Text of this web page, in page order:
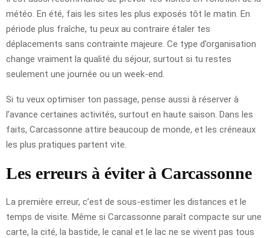
météo. En été, fais les sites les plus exposés tôt le matin. En
période plus fraîche, tu peux au contraire étaler tes
déplacements sans contrainte majeure. Ce type d’organisation
change vraiment la qualité du séjour, surtout si tu restes
seulement une journée ou un week-end.
Si tu veux optimiser ton passage, pense aussi à réserver à
l’avance certaines activités, surtout en haute saison. Dans les
faits, Carcassonne attire beaucoup de monde, et les créneaux
les plus pratiques partent vite.
Les erreurs à éviter à Carcassonne
La première erreur, c’est de sous-estimer les distances et le
temps de visite. Même si Carcassonne paraît compacte sur une
carte, la cité, la bastide, le canal et le lac ne se vivent pas tous